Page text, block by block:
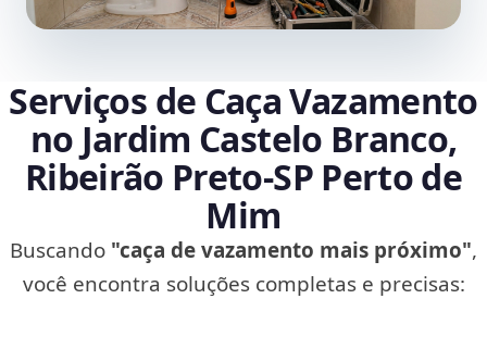
Serviços de Caça Vazamento
no Jardim Castelo Branco,
Ribeirão Preto‑SP Perto de
Mim
Buscando "caça de vazamento mais próximo",
você encontra soluções completas e precisas: